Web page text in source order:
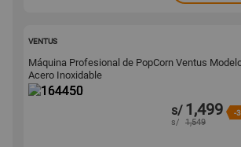
VENTUS
Máquina Profesional de PopCorn Ventus
Acero Inoxidable
s/ 1,499 -
s/ 1,549